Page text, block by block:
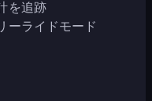
を追跡
ーライドモード